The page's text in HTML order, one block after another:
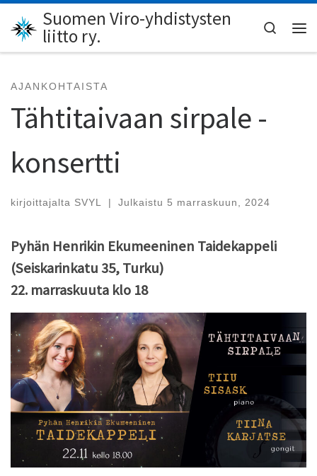
Skip to content
Suomen Viro-yhdistysten
liitto ry.
Search
AJANKOHTAISTA
Tähtitaivaan sirpale -
konsertti
kirjoittajalta SVYL | Julkaistu 5 marraskuun, 2024
Pyhän Henrikin Ekumeeninen Taidekappeli
(Seiskarinkatu 35, Turku)
22. marraskuuta klo 18